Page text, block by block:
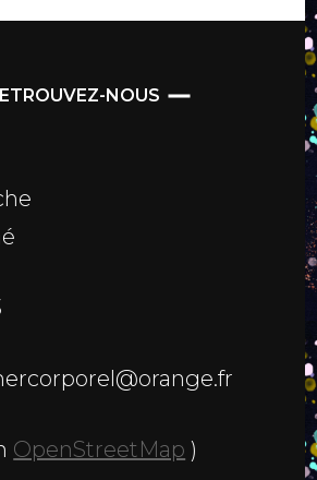
NOUS
OpenStreetMap )